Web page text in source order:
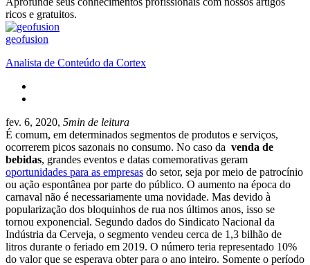
ricos e gratuitos.
geofusion
Analista de Conteúdo da Cortex
fev. 6, 2020, 5min de leitura
É comum, em determinados segmentos de produtos e serviços,
ocorrerem picos sazonais no consumo. No caso da venda de
bebidas, grandes eventos e datas comemorativas geram
oportunidades para as empresas do setor, seja por meio de patrocínio
ou ação espontânea por parte do público. O aumento na época do
carnaval não é necessariamente uma novidade. Mas devido à
popularização dos bloquinhos de rua nos últimos anos, isso se
tornou exponencial. Segundo dados do Sindicato Nacional da
Indústria da Cerveja, o segmento vendeu cerca de 1,3 bilhão de
litros durante o feriado em 2019. O número teria representado 10%
do valor que se esperava obter para o ano inteiro. Somente o período